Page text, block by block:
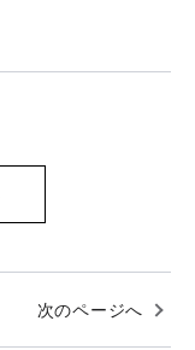
次のページへ